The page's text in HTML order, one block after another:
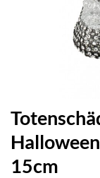
15cm